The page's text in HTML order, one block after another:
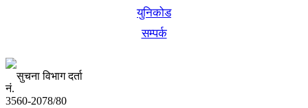
युनिकोड
सम्पर्क
सुचना विभाग दर्ता
नं.
3560-2078/80